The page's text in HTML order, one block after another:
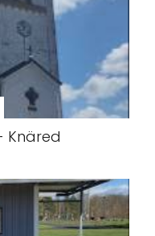
Knäred